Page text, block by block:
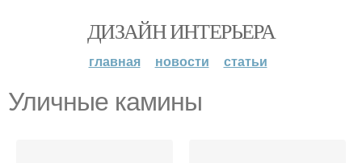
ДИЗАЙН ИНТЕРЬЕРА
главная новости статьи
Уличные камины